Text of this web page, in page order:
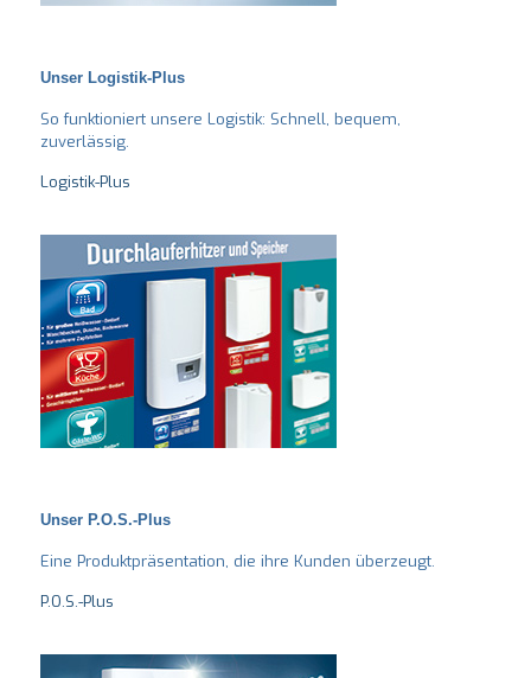
Unser Logistik-Plus
So funktioniert unsere Logistik: Schnell, bequem,
zuverlässig.
Logistik-Plus
Unser P.O.S.-Plus
Eine Produktpräsentation, die ihre Kunden überzeugt.
P.O.S.-Plus